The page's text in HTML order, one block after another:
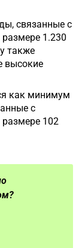
связанные с
1.230
также
высокие
как минимум
с
102